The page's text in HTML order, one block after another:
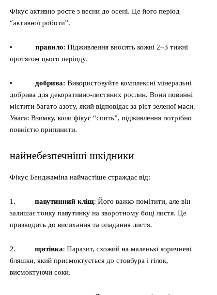
Фікус активно росте з весни до осені. Це його період
“активної роботи”.
• правило: Підживлення вносять кожні 2–3 тижні
протягом цього періоду.
• добрива: Використовуйте комплексні мінеральні
добрива для декоративно-листяних рослин. Вони повинні
містити багато азоту, який відповідає за ріст зеленої маси.
Увага: Взимку, коли фікус “спить”, підживлення потрібно
повністю припинити.
найнебезпечніші шкідники
Фікус Бенджаміна найчастіше страждає від:
1. павутинний кліщ: Його важко помітити, але він
залишає тонку павутинку на зворотному боці листя. Це
призводить до висихання та опадання листя.
2. щитівка: Паразит, схожий на маленькі коричневі
бляшки, який присмоктується до стовбура і гілок,
висмоктуючи соки.